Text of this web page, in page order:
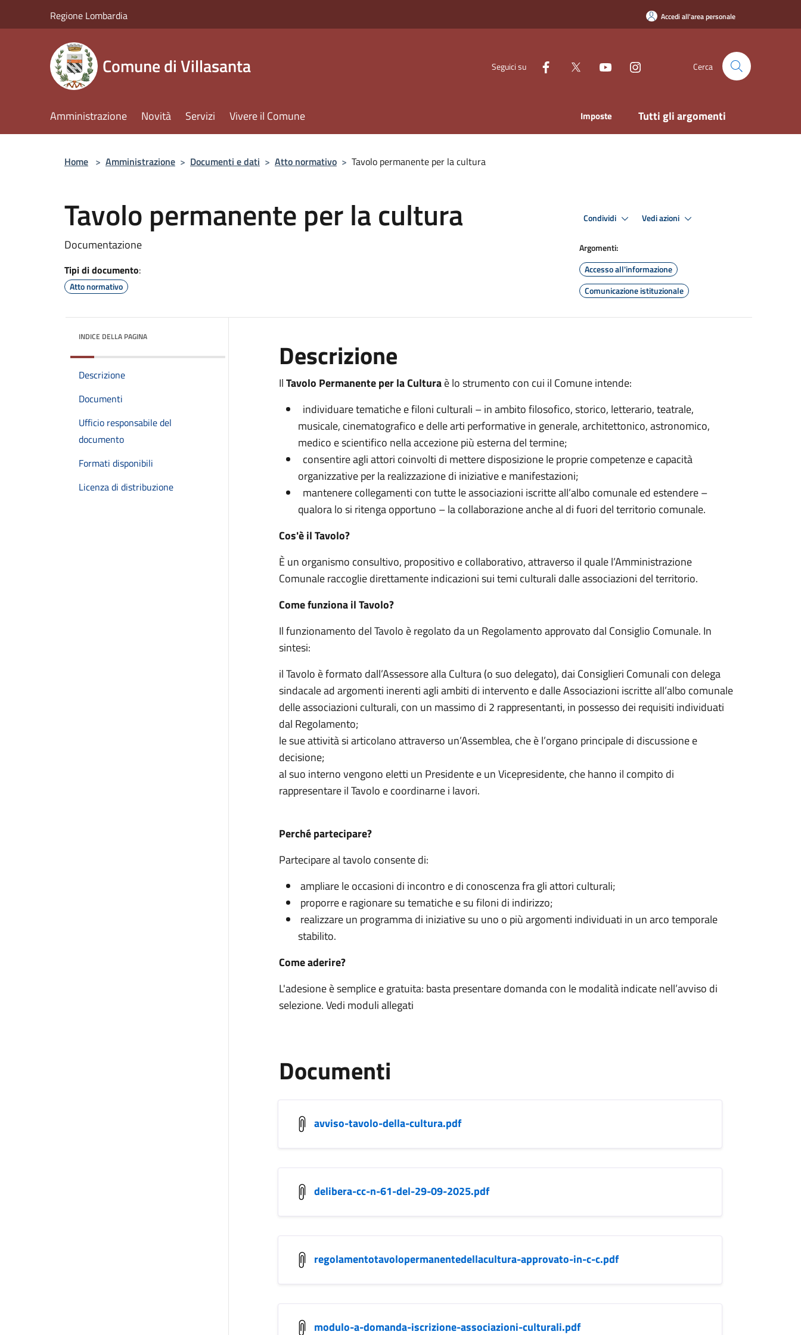
Regione Lombardia Accedi all'area personale
Comune di Villasanta Seguici su Cerca
Amministrazione Novità Servizi Vivere il Comune Imposte Tutti gli argomenti
Home > Amministrazione > Documenti e dati > Atto normativo > Tavolo permanente per la cultura
Tavolo permanente per la cultura
Documentazione
Tipi di documento:
Atto normativo
Condividi Vedi azioni
Argomenti:
Accesso all'informazione
Comunicazione istituzionale
INDICE DELLA PAGINA
Descrizione
Documenti
Ufficio responsabile del
documento
Formati disponibili
Licenza di distribuzione
Descrizione
IlTavolo Permanente per la Culturaè lo strumento con cui il Comune intende:
individuare tematiche e filoni culturali – in ambito filosofico, storico, letterario, teatrale,
musicale, cinematografico e delle arti performative in generale, architettonico, astronomico,
medico e scientifico nella accezione più esterna del termine;
consentire agli attori coinvolti di mettere disposizione le proprie competenze e capacità
organizzative per la realizzazione di iniziative e manifestazioni;
mantenere collegamenti con tutte le associazioni iscritte all’albo comunale ed estendere –
qualora lo si ritenga opportuno – la collaborazione anche al di fuori del territorio comunale.
Cos'è il Tavolo?
È un organismo consultivo, propositivo e collaborativo, attraverso il quale l’Amministrazione
Comunale raccoglie direttamente indicazioni sui temi culturali dalle associazioni del territorio.
Come funziona il Tavolo?
Il funzionamento del Tavolo è regolato da un Regolamento approvato dal Consiglio Comunale. In
sintesi:
il Tavolo è formato dall’Assessore alla Cultura (o suo delegato), dai Consiglieri Comunali con delega
sindacale ad argomenti inerenti agli ambiti di intervento e dalle Associazioni iscritte all’albo comunale
delle associazioni culturali, con un massimo di 2 rappresentanti, in possesso dei requisiti individuati
dal Regolamento;
le sue attività si articolano attraverso un’Assemblea, che è l’organo principale di discussione e
decisione;
al suo interno vengono eletti un Presidente e un Vicepresidente, che hanno il compito di
rappresentare il Tavolo e coordinarne i lavori.
Perché partecipare?
Partecipare al tavolo consente di:
ampliare le occasioni di incontro e di conoscenza fra gli attori culturali;
proporre e ragionare su tematiche e su filoni di indirizzo;
realizzare un programma di iniziative su uno o più argomenti individuati in un arco temporale
stabilito.
Come aderire?
L'adesione è semplice e gratuita: basta presentare domanda con le modalità indicate nell’avviso di
selezione. Vedi moduli allegati
Documenti
avviso-tavolo-della-cultura.pdf
delibera-cc-n-61-del-29-09-2025.pdf
regolamentotavolopermanentedellacultura-approvato-in-c-c.pdf
modulo-a-domanda-iscrizione-associazioni-culturali.pdf